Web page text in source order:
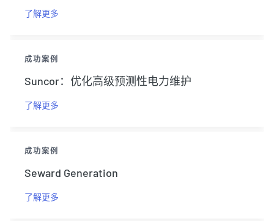
了解更多
成功案例
Suncor：优化高级预测性电力维护
了解更多
成功案例
Seward Generation
了解更多